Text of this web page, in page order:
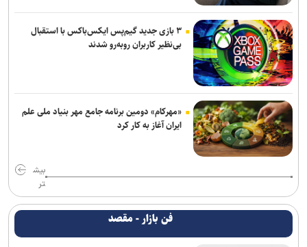
۳ بازی جدید گیم‌پس ایکس‌باکس با استقبال
بی‌نظیر کاربران روبه‌رو شدند
«مهرکام» دومین برنامه جامع مهر بنیاد ملی علم
ایران آغاز به کار کرد
بیش
تر
فن بازار - مقصد